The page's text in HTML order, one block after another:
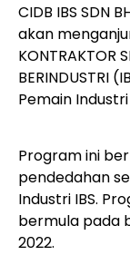
CIDB IBS SDN
akan
KONTRAKTOR
BERINDUSTRI
Pemain
Program ini
pendedahan
Industri IBS.
bermula pada
2022.